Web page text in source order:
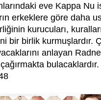
eve Kappa Nu
erkeklere göre daha
kurucuları,
bir birlik kurmuşlardır.
anlayan
bulacaklardır.